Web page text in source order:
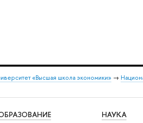
«Высшая школа экономики» →
НАУКА